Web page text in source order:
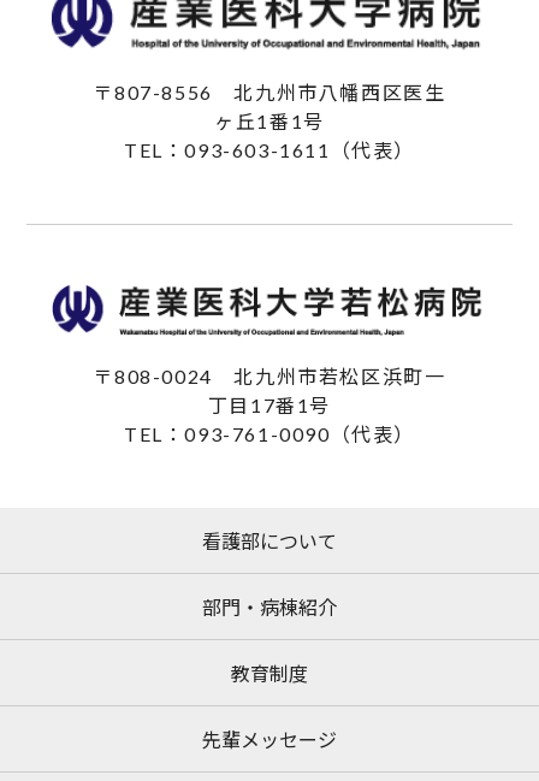
〒807-8556 北九州市八幡西区医生
ヶ丘1番1号
TEL：093-603-1611（代表）
〒808-0024 北九州市若松区浜町一
丁目17番1号
TEL：093-761-0090（代表）
看護部について
部門・病棟紹介
教育制度
先輩メッセージ